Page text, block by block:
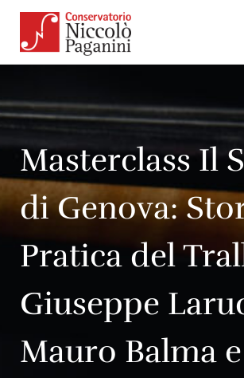
Masterclass Il
di Genova:
Pratica del
Giuseppe
Mauro Balma